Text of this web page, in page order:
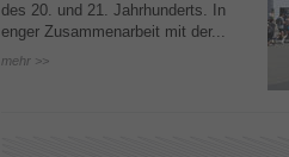
des 20. und 21. Jahrhunderts. In
enger Zusammenarbeit mit der...
mehr >>